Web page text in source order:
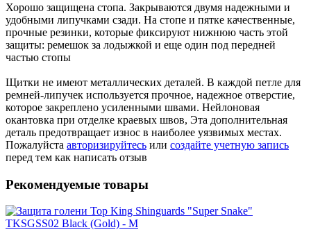
Хорошо защищена стопа. Закрываются двумя надежными и
удобными липучками сзади. На стопе и пятке качественные,
прочные резинки, которые фиксируют нижнюю часть этой
защиты: ремешок за лодыжкой и еще один под передней
частью стопы
Щитки не имеют металлических деталей. В каждой петле для
ремней-липучек используется прочное, надежное отверстие,
которое закреплено усиленными швами. Нейлоновая
окантовка при отделке краевых швов, Эта дополнительная
деталь предотвращает износ в наиболее уязвимых местах.
Пожалуйста авторизируйтесь или создайте учетную запись
перед тем как написать отзыв
Рекомендуемые товары